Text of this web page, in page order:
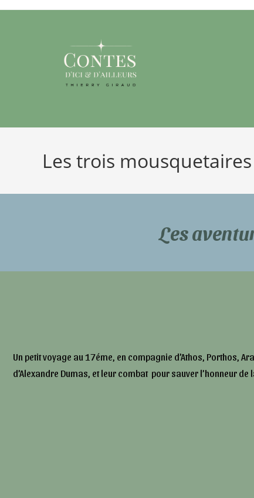
Les trois mousquetaires
Les
Un petit voyage au 17éme, en compagnie d’Athos, Porthos,
d’Alexandre Dumas, et leur combat pour sauver l’honneur de